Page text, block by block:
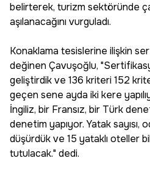
belirterek, turizm sektöründe
aşılanacağını vurguladı.
Konaklama tesislerine ilişkin
değinen Çavuşoğlu,
geliştirdik ve 136 kriteri 152
geçen sene ayda iki kere
İngiliz, bir Fransız, bir Türk
denetim yapıyor. Yatak sayısı,
düşürdük ve 15 yataklı oteller
tutulacak." dedi.